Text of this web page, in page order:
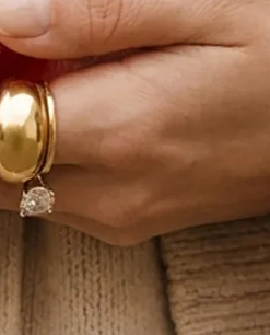
ВЕРНУТЬСЯ К БЛОГУ